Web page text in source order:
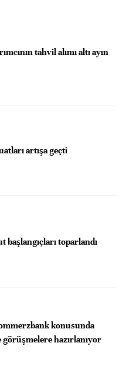
tahvil alımı altı ayın
artışa geçti
başlangıçları toparlandı
konusunda
hazırlanıyor